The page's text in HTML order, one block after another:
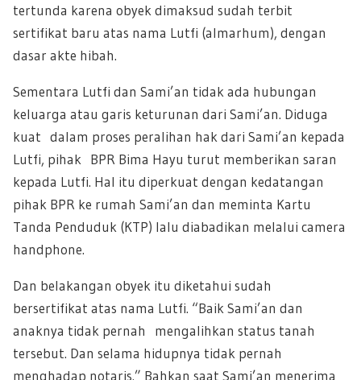
tertunda karena obyek dimaksud sudah terbit
sertifikat baru atas nama Lutfi (almarhum), dengan
dasar akte hibah.
Sementara Lutfi dan Sami’an tidak ada hubungan
keluarga atau garis keturunan dari Sami’an. Diduga
kuat dalam proses peralihan hak dari Sami’an kepada
Lutfi, pihak BPR Bima Hayu turut memberikan saran
kepada Lutfi. Hal itu diperkuat dengan kedatangan
pihak BPR ke rumah Sami’an dan meminta Kartu
Tanda Penduduk (KTP) lalu diabadikan melalui camera
handphone.
Dan belakangan obyek itu diketahui sudah
bersertifikat atas nama Lutfi. “Baik Sami’an dan
anaknya tidak pernah mengalihkan status tanah
tersebut. Dan selama hidupnya tidak pernah
menghadap notaris.” Bahkan saat Sami’an menerima